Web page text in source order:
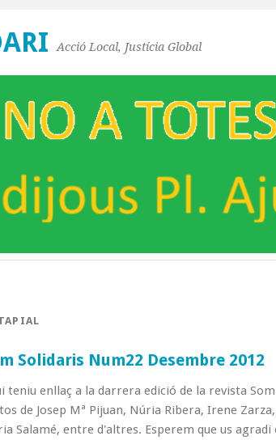
Acció Local, Justícia Global
Solidaris Num22 Desembre 2012
teniu enllaç a la darrera edició de la revista
de Josep Mª Pijuan, Núria Ribera, Irene
Salamé, entre d'altres. Esperem que us